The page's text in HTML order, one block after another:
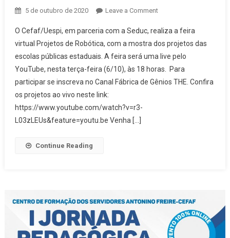
5 de outubro de 2020 Leave a Commenton Cefaf realiza
“Projetos de
Robótica”
O Cefaf/Uespi, em parceria com a Seduc, realiza a feira
virtual Projetos de Robótica, com a mostra dos projetos das
escolas públicas estaduais. A feira será uma live pelo
YouTube, nesta terça-feira (6/10), às 18 horas. Para
participar se inscreva no Canal Fábrica de Gênios THE. Confira
os projetos ao vivo neste link:
https://www.youtube.com/watch?v=r3-
L03zLEUs&feature=youtu.be Venha […]
Continue Reading